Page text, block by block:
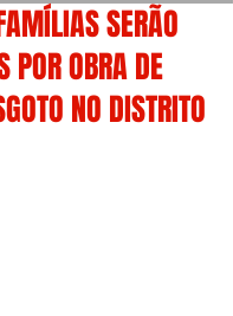
SERÃO
POR OBRA DE
NO DISTRITO